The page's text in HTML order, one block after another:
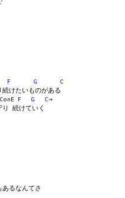
F G
C
たいものがある
ConE F G C→
り 続けていく
るなんてさ